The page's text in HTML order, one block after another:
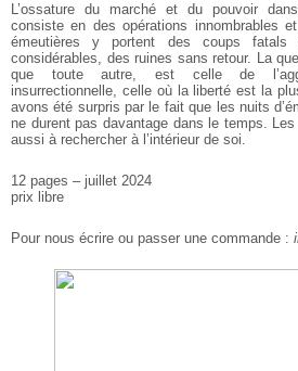
L’ossature du marché et du pouvoir
consiste en des opérations innombrables
émeutières y portent des coups fatals
considérables, des ruines sans retour. La
que toute autre, est celle de
insurrectionnelle, celle où la liberté est la
avons été surpris par le fait que les nuits
ne durent pas davantage dans le temps.
aussi à rechercher à l’intérieur de soi.
12 pages – juillet 2024
prix libre
Pour nous écrire ou passer une commande :